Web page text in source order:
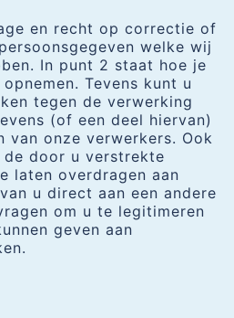
en recht op correctie of
welke wij
In punt 2 staat hoe je
Tevens kunt u
tegen de verwerking
(of een deel hiervan)
van onze verwerkers. Ook
door u verstrekte
laten overdragen aan
u direct aan een andere
om u te legitimeren
geven aan